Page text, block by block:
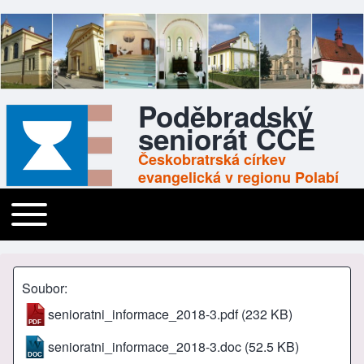
Poděbradský
seniorát ČCE
Českobratrská církev
evangelická v regionu Polabí
Main navigation
Toggle main menu
Soubor
senioratni_informace_2018-3.pdf (232 KB)
senioratni_informace_2018-3.doc (52.5 KB)